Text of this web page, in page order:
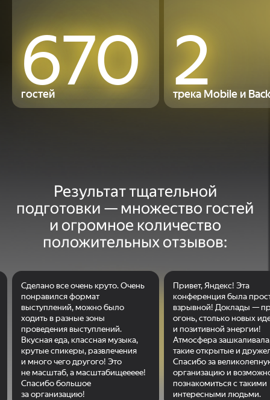
670
гостей 2
трека Mobile и
Результаттщательной
подготовки — множество гостей
и огромное количество
положительных отзывов:
Сделано все очень круто. Очень
понравился формат
выступлений, можно было
ходить в разные зоны
проведения выступлений.
Вкусная еда, классная музыка,
крутые спикеры, развлечения
и много чего другого! Это
не масштаб, а масштабищеееее!
Спасибо большое
за организацию!
Привет, Яндекс! Эта
конференция была
взрывной! Доклады —
огонь, столько новых
и позитивной энергии!
Атмосфера
такие открытые и
Спасибо за
организацию и
познакомиться с такими
интересными людьми.